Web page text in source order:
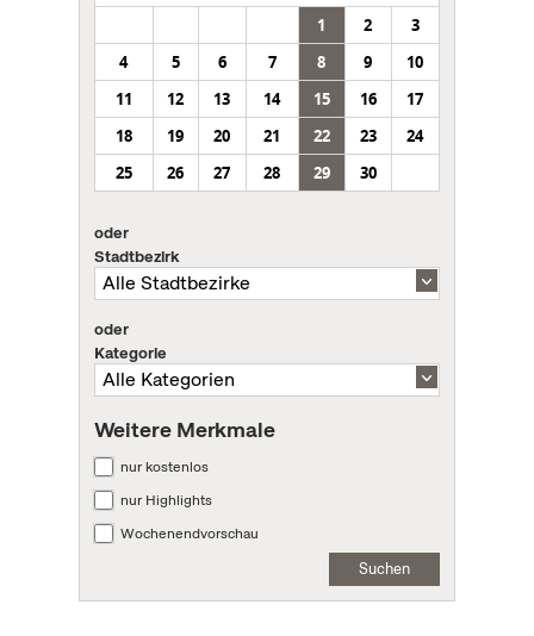
1
2
3
4
5 6 7 8 9
10
11
12 13 14 15 16
17
18
19 20 21 22 23
24
25
26 27 28 29 30
oder
Stadtbezirk
oder
Kategorie
Weitere Merkmale
nur kostenlos
nur Highlights
Wochenendvorschau
Suchen